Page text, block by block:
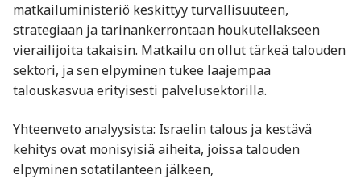
matkailuministeriö keskittyy turvallisuuteen,
strategiaan ja tarinankerrontaan houkutellakseen
vierailijoita takaisin. Matkailu on ollut tärkeä talouden
sektori, ja sen elpyminen tukee laajempaa
talouskasvua erityisesti palvelusektorilla.
Yhteenveto analyysista: Israelin talous ja kestävä
kehitys ovat monisyisiä aiheita, joissa talouden
elpyminen sotatilanteen jälkeen,